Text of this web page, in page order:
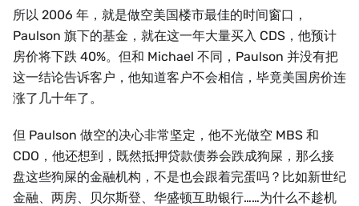
所以 2006 年，就是做空美国楼市最佳的时间窗口，
Paulson 旗下的基金，就在这一年大量买入 CDS，他预计
房价将下跌 40%。但和 Michael 不同，Paulson 并没有把
这一结论告诉客户，他知道客户不会相信，毕竟美国房价连
涨了几十年了。
但 Paulson 做空的决心非常坚定，他不光做空 MBS 和
CDO，他还想到，既然抵押贷款债券会跌成狗屎，那么接
盘这些狗屎的金融机构，不是也会跟着完蛋吗？比如新世纪
金融、两房、贝尔斯登、华盛顿互助银行……为什么不趁机